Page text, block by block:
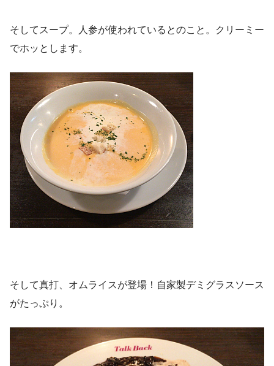
そしてスープ。人参が使われているとのこと。クリーミー
でホッとします。
そして真打、オムライスが登場！自家製デミグラスソース
がたっぷり。